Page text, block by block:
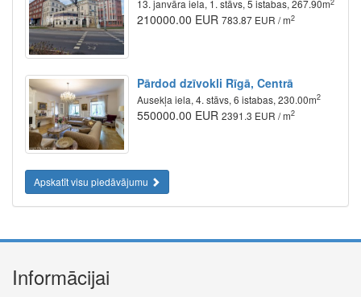
13. janvāra iela, 1. stāvs, 5 istabas, 267.90m
210000.00 EUR 783.87 EUR / m2
Pārdod dzīvokli Rīgā, Centrā
Ausekļa iela, 4. stāvs, 6 istabas, 230.00m2
550000.00 EUR 2391.3 EUR / m2
Apskatīt visu piedāvājumu
Informācijai